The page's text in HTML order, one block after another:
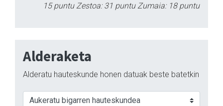
15 puntu Zestoa: 31 puntu Zumaia: 18 puntu
Alderaketa
Alderatu hauteskunde honen datuak beste batetkin